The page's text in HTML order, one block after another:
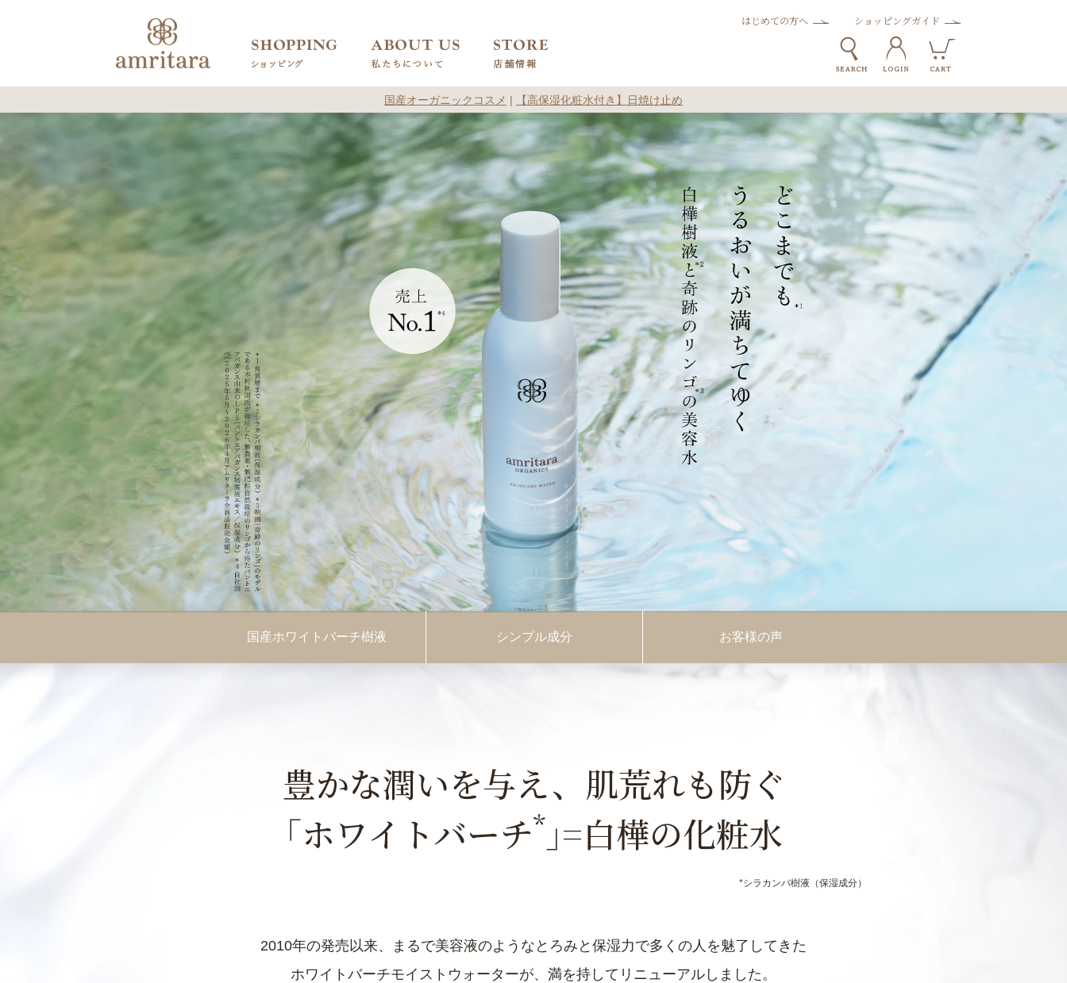
はじめての方へ ショッピングガイド
国産オーガニックコスメ | 【高保湿化粧水付き】日焼け止め
国産ホワイトバーチ樹液 シンプル成分 お客様の声
豊かな潤いを与え、肌荒れも防ぐ
｢ホワイトバーチ*｣=白樺の化粧水
*シラカンバ樹液（保湿成分）
2010年の発売以来、まるで美容液のようなとろみと保湿力で多くの人を魅了してきた
ホワイトバーチモイストウォーターが、満を持してリニューアルしました。